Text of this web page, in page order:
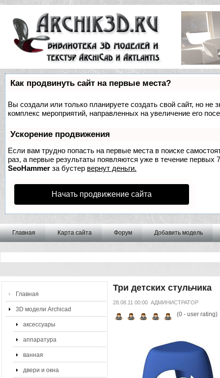
Как продвинуть сайт на первые места?
Вы создали или только планируете создать свой сайт, но не
комплекс мероприятий, направленных на увеличение его
Ускорение продвижения
Если вам трудно попасть на первые места в поиске
раз, а первые результаты появляются уже в течение первых
SeoHammer за бустер вернут деньги.
Начать продвижение сайта
Главная Карта сайта Форум Добавить модель
Главная
3D модели Archicad
аксессуары
аппаратура
ванная
двери и окна
Три детских стульчика
28.08.11 00:00 АДМИНИСТРАТОР
(0- user rating)